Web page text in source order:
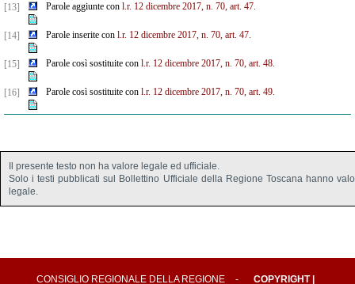
[13] Parole aggiunte con l.r. 12 dicembre 2017, n. 70, art. 47.
[14] Parole inserite con l.r. 12 dicembre 2017, n. 70, art. 47.
[15] Parole così sostituite con l.r. 12 dicembre 2017, n. 70, art. 48.
[16] Parole così sostituite con l.r. 12 dicembre 2017, n. 70, art. 49.
Il presente testo non ha valore legale ed ufficiale.
Solo i testi pubblicati sul Bollettino Ufficiale della Regione Toscana hanno
legale.
CONSIGLIO REGIONALE DELLA REGIONE - COPYRIGHT|